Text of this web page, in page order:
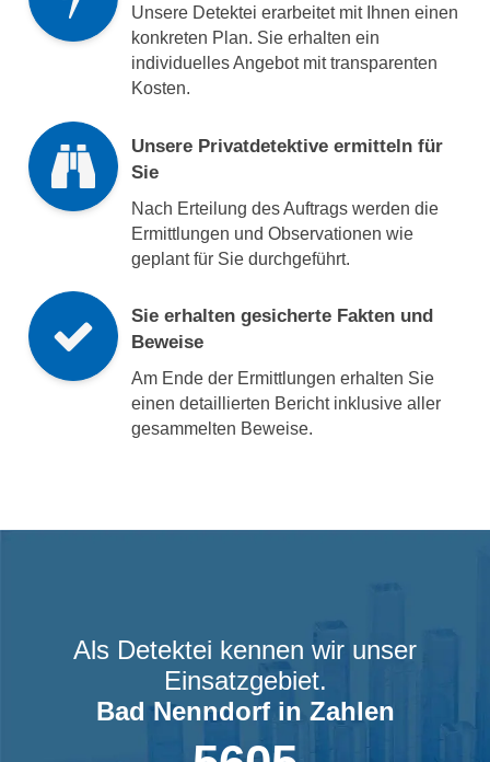
Unsere Detektei erarbeitet mit Ihnen einen
konkreten Plan. Sie erhalten ein
individuelles Angebot mit transparenten
Kosten.
Unsere Privatdetektive ermitteln für
Sie
Nach Erteilung des Auftrags werden die
Ermittlungen und Observationen wie
geplant für Sie durchgeführt.
Sie erhalten gesicherte Fakten und
Beweise
Am Ende der Ermittlungen erhalten Sie
einen detaillierten Bericht inklusive aller
gesammelten Beweise.
Als Detektei kennen wir unser
Einsatzgebiet.
Bad Nenndorfin Zahlen